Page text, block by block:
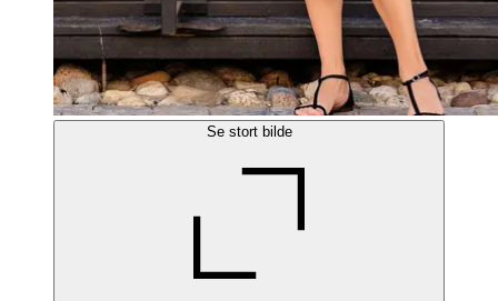
Se stort bilde